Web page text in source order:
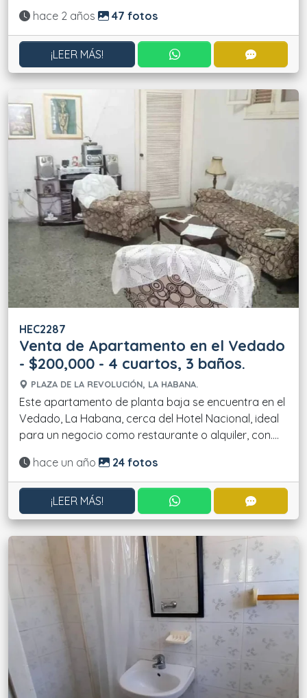
Actualizado:
hace 2 años 47 fotos
¡LEER MÁS! CONTACTAR POR
HEC2287
Venta de Apartamento en el Vedado
- $200,000 - 4 cuartos, 3 baños.
PLAZA DE LA REVOLUCIÓN, LA HABANA.
Este apartamento de planta baja se encuentra en el
Vedado, La Habana, cerca del Hotel Nacional, ideal
para un negocio como restaurante o alquiler, con....
Actualizado:
hace un año 24 fotos
¡LEER MÁS! CONTACTAR POR